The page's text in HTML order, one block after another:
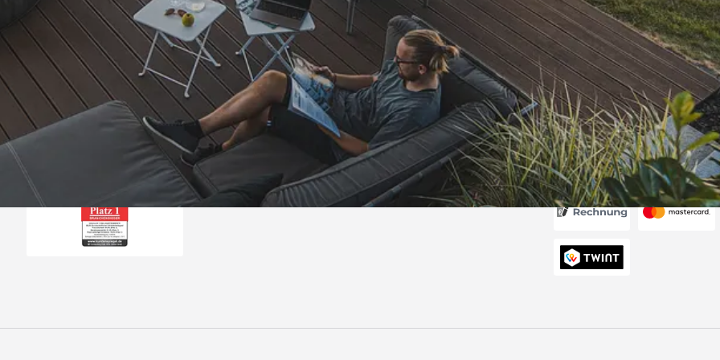
Trusted Shops
4,81/ 5
25.957 Bewertungen
„- Retouren Bearbeitung wurde
umgehend erledigt“
04.08.2026
Versand
Auszeichnungen Akzeptierte